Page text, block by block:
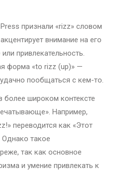
признали «rizz» словом
внимание на его
привлекательность.
форма «to rizz (up)» —
пообщаться с кем-то.
более широком контексте
Например,
переводится как «Этот
Однако такое
так как основное
и умение привлекать к